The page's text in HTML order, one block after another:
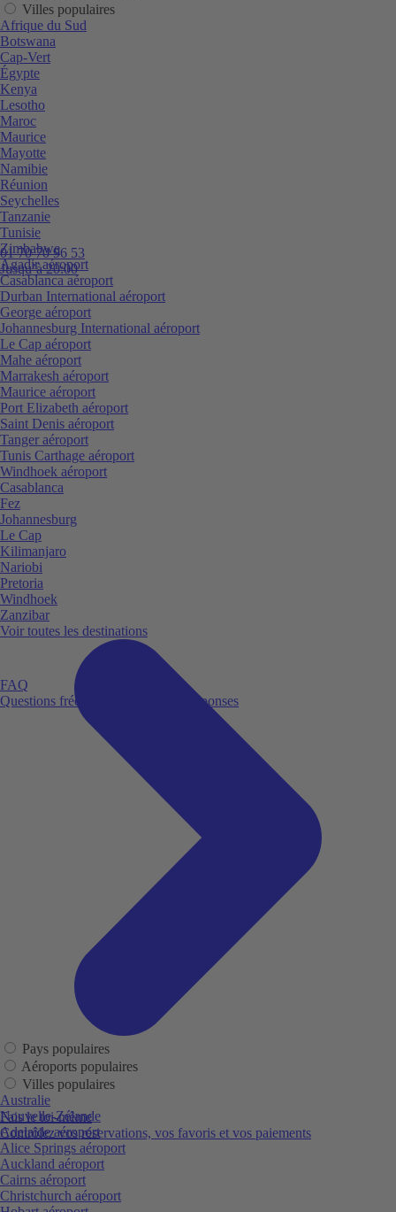
01 70 70 96 53
Jusqu’à 20:00
FAQ
Questions fréquemment posées et réponses
Fais le toi-même
Contrôlez vos réservations, vos favoris et vos paiements
Villes populaires
Afrique du Sud
Botswana
Cap-Vert
Égypte
Kenya
Lesotho
Maroc
Maurice
Mayotte
Namibie
Réunion
Seychelles
Tanzanie
Tunisie
Zimbabwe
Agadir aéroport
Casablanca aéroport
Durban International aéroport
George aéroport
Johannesburg International aéroport
Le Cap aéroport
Mahe aéroport
Marrakesh aéroport
Maurice aéroport
Port Elizabeth aéroport
Saint Denis aéroport
Tanger aéroport
Tunis Carthage aéroport
Windhoek aéroport
Casablanca
Fez
Johannesburg
Le Cap
Kilimanjaro
Nariobi
Pretoria
Windhoek
Zanzibar
Voir toutes les destinations
Pays populaires
Aéroports populaires
Villes populaires
Australie
Nouvelle-Zélande
Adelaide aéroport
Alice Springs aéroport
Auckland aéroport
Cairns aéroport
Christchurch aéroport